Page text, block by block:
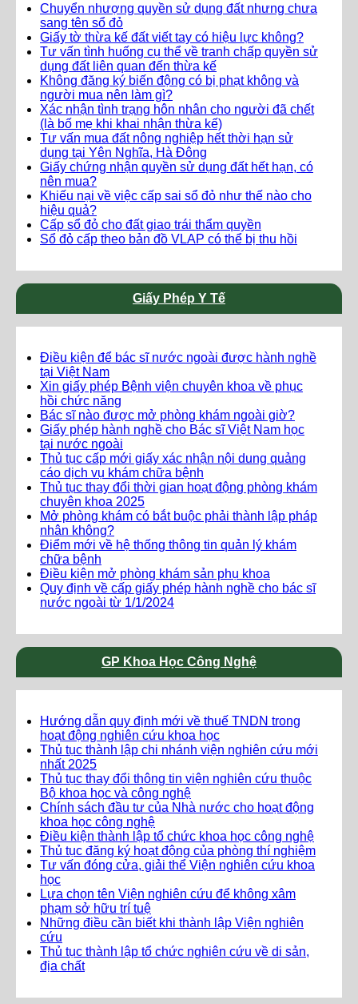
Chuyển nhượng quyền sử dụng đất nhưng chưa
sang tên sổ đỏ
Giấy tờ thừa kế đất viết tay có hiệu lực không?
Tư vấn tình huống cụ thể về tranh chấp quyền sử
dụng đất liên quan đến thừa kế
Không đăng ký biến động có bị phạt không và
người mua nên làm gì?
Xác nhận tình trạng hôn nhân cho người đã chết
(là bố mẹ khi khai nhận thừa kế)
Tư vấn mua đất nông nghiệp hết thời hạn sử
dụng tại Yên Nghĩa, Hà Đông
Giấy chứng nhận quyền sử dụng đất hết hạn, có
nên mua?
Khiếu nại về việc cấp sai sổ đỏ như thế nào cho
hiệu quả?
Cấp sổ đỏ cho đất giao trái thẩm quyền
Sổ đỏ cấp theo bản đồ VLAP có thể bị thu hồi
Giấy Phép Y Tế
Điều kiện để bác sĩ nước ngoài được hành nghề
tại Việt Nam
Xin giấy phép Bệnh viện chuyên khoa về phục
hồi chức năng
Bác sĩ nào được mở phòng khám ngoài giờ?
Giấy phép hành nghề cho Bác sĩ Việt Nam học
tại nước ngoài
Thủ tục cấp mới giấy xác nhận nội dung quảng
cáo dịch vụ khám chữa bệnh
Thủ tục thay đổi thời gian hoạt động phòng khám
chuyên khoa 2025
Mở phòng khám có bắt buộc phải thành lập pháp
nhân không?
Điểm mới về hệ thống thông tin quản lý khám
chữa bệnh
Điều kiện mở phòng khám sản phụ khoa
Quy định về cấp giấy phép hành nghề cho bác sĩ
nước ngoài từ 1/1/2024
GP Khoa Học Công Nghệ
Hướng dẫn quy định mới về thuế TNDN trong
hoạt động nghiên cứu khoa học
Thủ tục thành lập chi nhánh viện nghiên cứu mới
nhất 2025
Thủ tục thay đổi thông tin viện nghiên cứu thuộc
Bộ khoa học và công nghệ
Chính sách đầu tư của Nhà nước cho hoạt động
khoa học công nghệ
Điều kiện thành lập tổ chức khoa học công nghệ
Thủ tục đăng ký hoạt động của phòng thí nghiệm
Tư vấn đóng cửa, giải thể Viện nghiên cứu khoa
học
Lựa chọn tên Viện nghiên cứu để không xâm
phạm sở hữu trí tuệ
Những điều cần biết khi thành lập Viện nghiên
cứu
Thủ tục thành lập tổ chức nghiên cứu về di sản,
địa chất